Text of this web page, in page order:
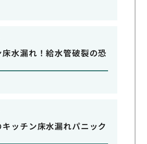
床水漏れ！給水管破裂の恐
ッチン床水漏れパニック